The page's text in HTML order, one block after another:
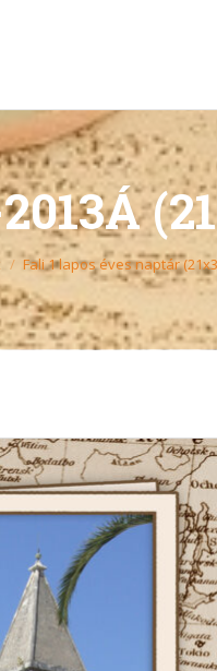
Fali 1 lapos éves naptár